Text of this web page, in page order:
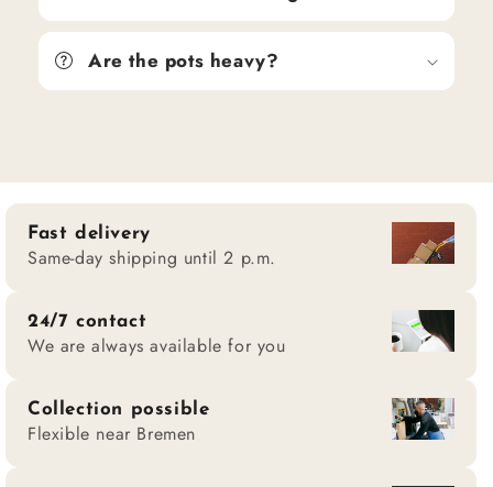
Are the pots heavy?
Fast delivery
Same-day shipping until 2 p.m.
24/7 contact
We are always available for you
Collection possible
Flexible near Bremen